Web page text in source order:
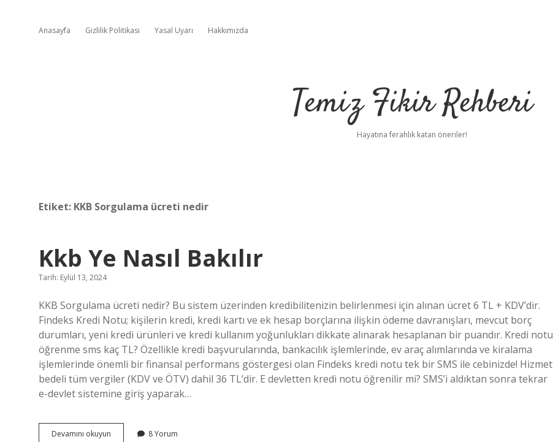
Anasayfa Gizlilik Politikası Yasal Uyarı Hakkımızda
Temiz Fikir Rehberi
Hayatına ferahlık katan öneriler!
Etiket: KKB Sorgulama ücreti nedir
Kkb Ye Nasıl Bakılır
Tarih: Eylül 13, 2024
KKB Sorgulama ücreti nedir? Bu sistem üzerinden kredibilitenizin belirlenmesi için alınan ücret 6 TL + KDV’dir.
Findeks Kredi Notu; kişilerin kredi, kredi kartı ve ek hesap borçlarına ilişkin ödeme davranışları, mevcut borç
durumları, yeni kredi ürünleri ve kredi kullanım yoğunlukları dikkate alınarak hesaplanan bir puandır. Kredi notu
öğrenme sms kaç TL? Özellikle kredi başvurularında, bankacılık işlemlerinde, ev araç alımlarında ve kiralama
işlemlerinde önemli bir finansal performans göstergesi olan Findeks kredi notu tek bir SMS ile cebinizde! Hizmet
bedeli tüm vergiler (KDV ve ÖTV) dahil 36 TL’dir. E devletten kredi notu öğrenilir mi? SMS’i aldıktan sonra tekrar
e-devlet sistemine giriş yaparak…
Devamını okuyun 8 Yorum